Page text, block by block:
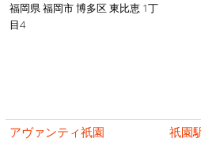
福岡県 福岡市 博多区 東比恵 1丁
目4
アヴァンティ祇園
祇園